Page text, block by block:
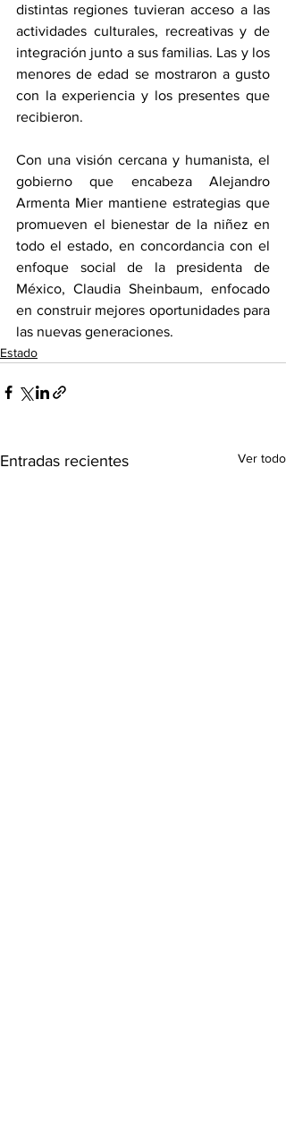
distintas regiones tuvieran acceso a las
actividades culturales, recreativas y de
integración junto a sus familias. Las y los
menores de edad se mostraron a gusto
con la experiencia y los presentes que
recibieron.
Con una visión cercana y humanista, el
gobierno que encabeza Alejandro
Armenta Mier mantiene estrategias que
promueven el bienestar de la niñez en
todo el estado, en concordancia con el
enfoque social de la presidenta de
México, Claudia Sheinbaum, enfocado
en construir mejores oportunidades para
las nuevas generaciones.
Estado
Entradas recientes Ver todo